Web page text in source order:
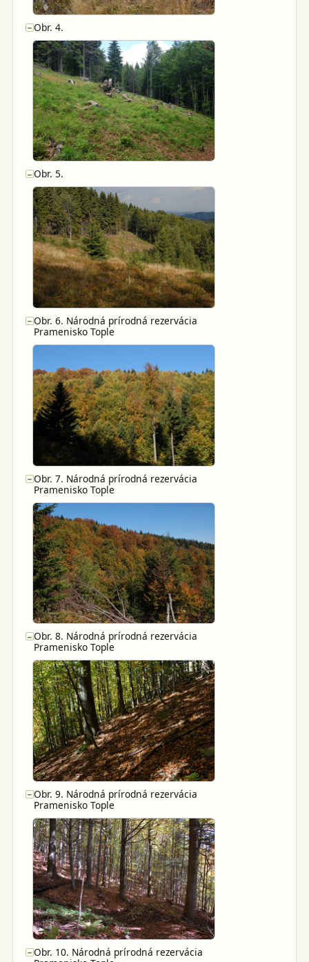
−Obr. 4.
− Obr. 5.
−Obr. 6. Národná prírodná rezervácia
Pramenisko Tople
−Obr. 7. Národná prírodná rezervácia
Pramenisko Tople
− Obr. 8. Národná prírodná rezervácia
Pramenisko Tople
−Obr. 9. Národná prírodná rezervácia
Pramenisko Tople
−Obr. 10. Národná prírodná rezervácia